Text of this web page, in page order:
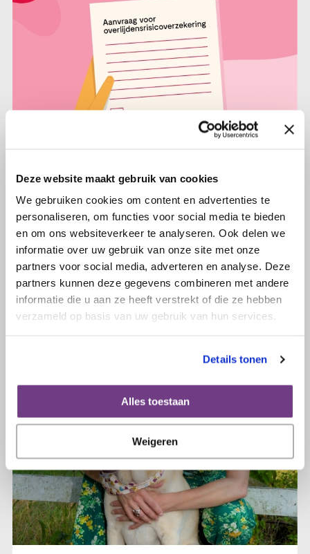
Deze website maakt gebruik van cookies
We gebruiken cookies om content en advertenties te
personaliseren, om functies voor social media te bieden
en om ons websiteverkeer te analyseren. Ook delen we
informatie over uw gebruik van onze site met onze
partners voor social media, adverteren en analyse. Deze
partners kunnen deze gegevens combineren met andere
informatie die u aan ze heeft verstrekt of die ze hebben
verzameld op basis van uw gebruik van hun services.
Details tonen
Alles toestaan
Weigeren
23 september 2019
Ex-kankerpatiënt vraagt om ‘het
recht om vergeten te worden’
Lees verder